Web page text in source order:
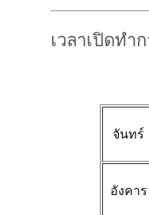
Login
เวลาเปิดทำ
จันทร์
อังคาร